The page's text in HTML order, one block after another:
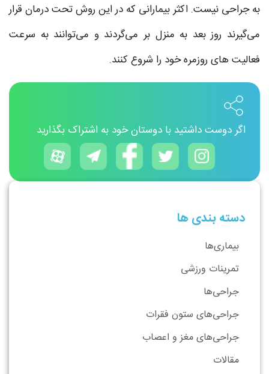
به جراحی نیست. اکثر بیمارانی که در این روش تحت درمان قرار
می‌گیرند روز بعد به منزل بر می‌گردند و می‌توانند به سرعت
فعالیت های روزمره خود را شروع کنند.
اگر دوست داشتید با دوستان خود به اشتراک بگذارید
دسته بندی ها
بیماری‌ها
تمرینات ورزشی
جراحی‌ها
جراحی‌های ستون فقرات
جراحی‌های مغز و اعصاب
مقالات